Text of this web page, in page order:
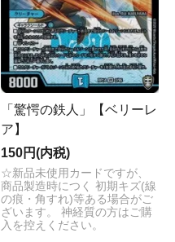
「驚愕の鉄人」【ベリーレ
ア】
150円(内税)
☆新品未使用カードですが、
商品製造時につく 初期キズ(線
の痕・角すれ)等ある場合がご
ざいます。 神経質の方はご購
入を控えください。